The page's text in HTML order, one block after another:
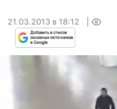
21.03.2013 в 18:12